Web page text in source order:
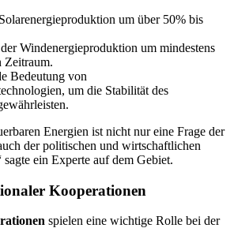
um über 50% bis
Windenergieproduktion um mindestens
Zeitraum.
Bedeutung von
um die Stabilität des
Energien ist nicht nur eine Frage der
der politischen und wirtschaftlichen
ein Experte auf dem Gebiet.
Kooperationen
spielen eine wichtige Rolle bei der